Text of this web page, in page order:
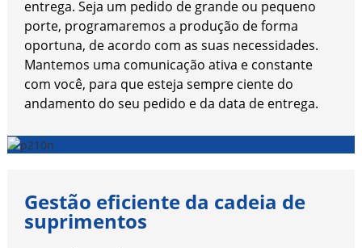
entrega. Seja um pedido de grande ou pequeno
porte, programaremos a produção de forma
oportuna, de acordo com as suas necessidades.
Mantemos uma comunicação ativa e constante
com você, para que esteja sempre ciente do
andamento do seu pedido e da data de entrega.
Gestão eficiente da cadeia de
suprimentos